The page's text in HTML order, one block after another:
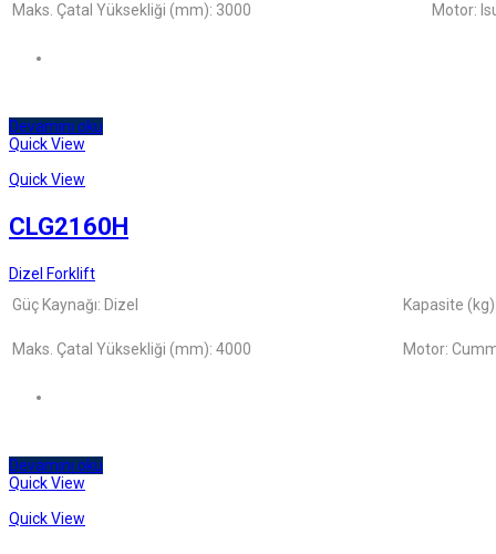
Maks. Çatal Yüksekliği (mm): 3000 Motor:
Devamını oku
Quick View
Quick View
CLG2160H
Dizel Forklift
Güç Kaynağı: Dizel
Kapasite
Maks. Çatal Yüksekliği (mm): 4000 Motor:
Devamını oku
Quick View
Quick View